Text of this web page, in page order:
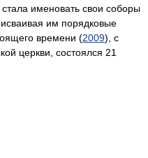
именовать свои соборы
им порядковые
времени (2009), с
церкви, состоялся 21